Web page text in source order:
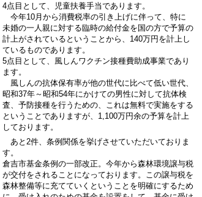
4点目として、児童扶養手当であります。
今年10月から消費税率の引き上げに伴って、特に
未婚の一人親に対する臨時の給付金を国の方で予算の
計上がされているということから、140万円を計上し
ているものであります。
5点目として、風しんワクチン接種費助成事業であり
ます。
風しんの抗体保有率が他の世代に比べて低い世代、
昭和37年～昭和54年にかけての男性に対して抗体検
査、予防接種を行うための、これは無料で実施をする
ということでありますが、1,100万円余の予算を計上
しております。
あと2件、条例関係を挙げさせていただいておりま
す。
倉吉市基金条例の一部改正。今年から森林環境譲与税
が交付をされることになっております。この譲与税を
森林整備等に充てていくということを明確にするため